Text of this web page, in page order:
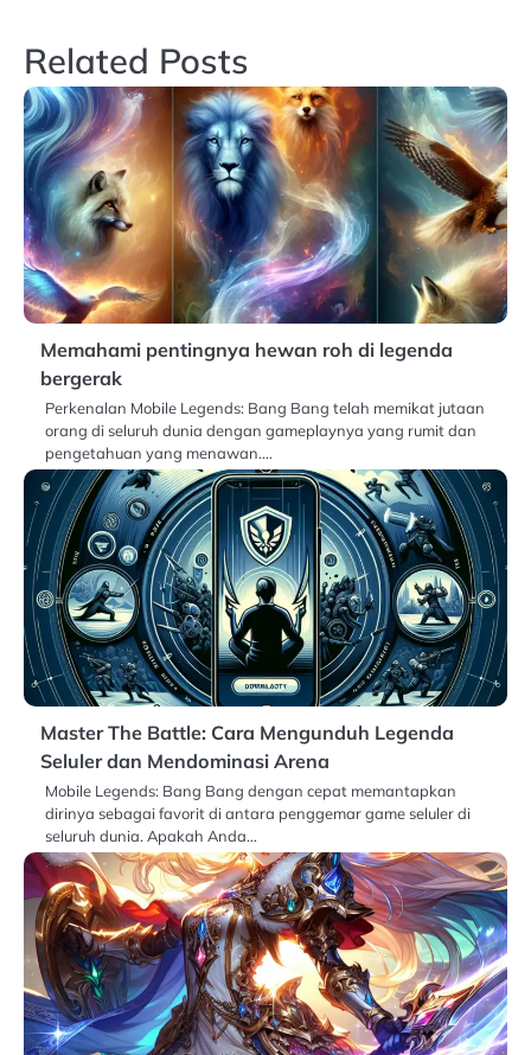
Related Posts
Memahami pentingnya hewan roh di legenda
bergerak
Perkenalan Mobile Legends: Bang Bang telah memikat jutaan
orang di seluruh dunia dengan gameplaynya yang rumit dan
pengetahuan yang menawan.…
Master The Battle: Cara Mengunduh Legenda
Seluler dan Mendominasi Arena
Mobile Legends: Bang Bang dengan cepat memantapkan
dirinya sebagai favorit di antara penggemar game seluler di
seluruh dunia. Apakah Anda…